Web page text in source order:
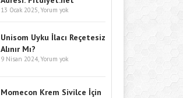
13 Ocak 2025, Yorum yok
Unisom Uyku İlacı Reçetesiz
Alınır Mı?
9 Nisan 2024, Yorum yok
Momecon Krem Sivilce İçin